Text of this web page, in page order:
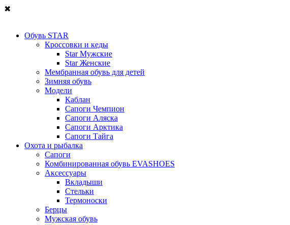
✖
Обувь STAR
Кроссовки и кеды
Star Мужские
Star Женские
Мембранная обувь для детей
Зимняя обувь
Модели
Каблан
Сапоги Чемпион
Сапоги Аляска
Сапоги Арктика
Сапоги Тайга
Охота и рыбалка
Сапоги
Комбинированная обувь EVASHOES
Аксессуары
Вкладыши
Стельки
Термоноски
Берцы
Мужская обувь